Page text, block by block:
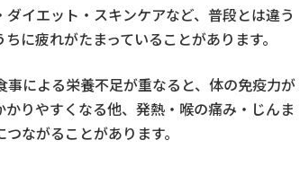
イエット・スキンケアなど、普段とは違う
に疲れがたまっていることがあります。
による栄養不足が重なると、体の免疫力が
りやすくなる他、発熱・喉の痛み・じんま
ながることがあります。